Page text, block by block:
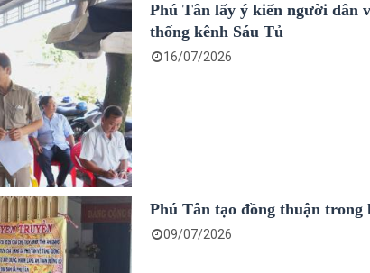
Phú Tân lấy ý kiến người dân
thống kênh Sáu Tủ
16/07/2026
Phú Tân tạo đồng thuận
09/07/2026